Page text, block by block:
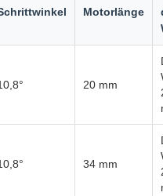
Motorlänge
20 mm
34 mm